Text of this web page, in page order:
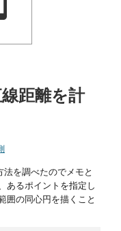
距離を計
を調べたのでメモと
あるポイントを指定し
囲の同心円を描くこと